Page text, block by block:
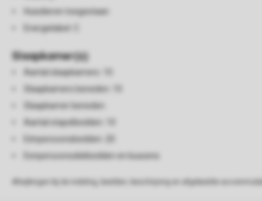
Huisdieren toegestaan
Energielabel: C
Slaapkamer(s)
Aantal slaapkamers: 10
Slaapkamers beneden: 10
Slaapkamer beneden
Aantal stapelbedden: 10
Eénpersoonsbedden: 20
Eenpersoonsdekbedden en kussens